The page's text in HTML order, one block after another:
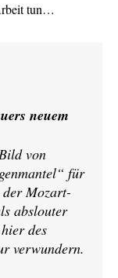
tun…
neuem
von
für
Mozart-
abslouter
des
verwundern.